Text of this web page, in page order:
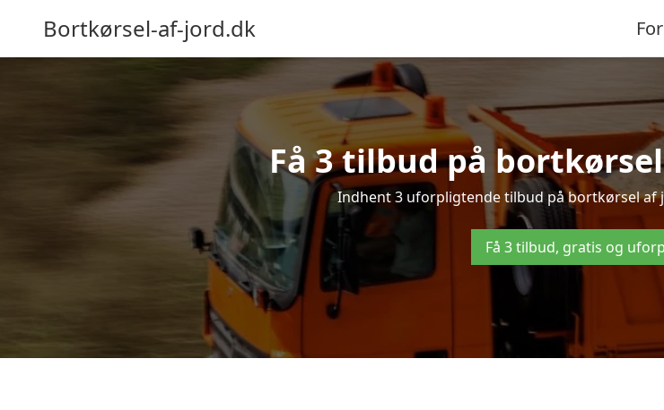
Bortkørsel-af-jord.dk
Få 3 tilbud på
Indhent 3 uforpligtende tilbud på bortkørsel af
Få 3 tilbud, gratis og